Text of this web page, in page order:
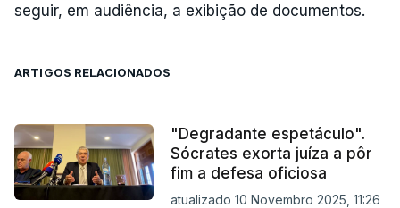
seguir, em audiência, a exibição de documentos.
ARTIGOS RELACIONADOS
"Degradante espetáculo".
Sócrates exorta juíza a pôr
fim a defesa oficiosa
atualizado 10 Novembro 2025, 11:26